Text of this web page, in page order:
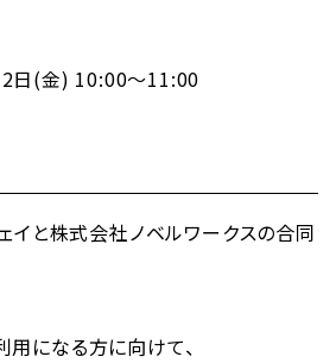
日(金) 10:00～11:00
イと株式会社ノベルワークスの合同
になる方に向けて、